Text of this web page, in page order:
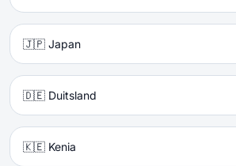
🇯🇵 Japan
🇩🇪 Duitsland
🇰🇪 Kenia